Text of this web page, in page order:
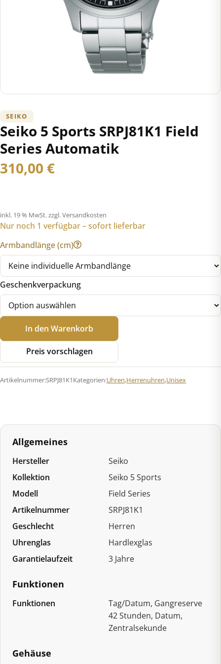
SEIKO
Seiko 5 Sports SRPJ81K1 Field
Series Automatik
310,00 €
inkl. 19 % MwSt.zzgl. Versandkosten
Nur noch 1 verfügbar – sofort lieferbar
Armbandlänge (cm)
Geschenkverpackung
Seiko
Sports
SRPJ81K1
Series
In den Warenkorb
Preis vorschlagen
Artikelnummer:SRPJ81K1Kategorien:Uhren,Herrenuhren,Unisex
Allgemeines
Hersteller
Seiko
Kollektion
Seiko 5 Sports
Modell
Field Series
Artikelnummer
SRPJ81K1
Geschlecht
Herren
Uhrenglas
Hardlexglas
Garantielaufzeit
3 Jahre
Funktionen
Funktionen
Tag/Datum, Gangreserve
42 Stunden, Datum,
Zentralsekunde
Gehäuse